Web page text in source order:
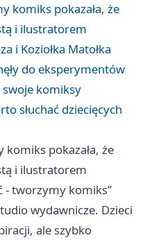
komiks pokazała, że
i ilustratorem
i Koziołka Matołka
do eksperymentów
komiksy
słuchać dziecięcych
pokazała, że
i ilustratorem
- tworzymy komiks”
wydawnicze. Dzieci
ale szybko